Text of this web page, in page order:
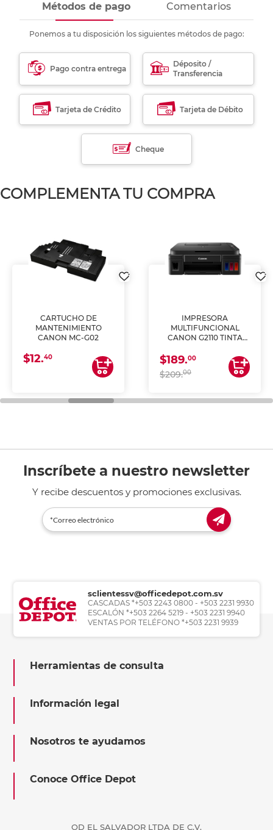
Métodos de pago Comentarios
Ponemos a tu disposición los siguientes métodos de pago:
Pago contra entrega
Déposito /
Transferencia
Tarjeta de Crédito Tarjeta de Débito
Cheque
COMPLEMENTA TU COMPRA
CARTUCHO DE
MANTENIMIENTO
CANON MC-G02
$12.40
IMPRESORA
MULTIFUNCIONAL
CANON G2110 TINTA
$189.00
$209.00
Inscríbete a nuestro newsletter
Y recibe descuentos y promociones exclusivas.
sclientessv@officedepot.com.sv
CASCADAS *+503 2243 0800 - +503 2231 9930
ESCALÓN *+503 2264 5219 - +503 2231 9940
VENTAS POR TELÉFONO *+503 2231 9939
Herramientas de consulta
Información legal
Nosotros te ayudamos
Conoce Office Depot
OD EL SALVADOR LTDA DE C.V.